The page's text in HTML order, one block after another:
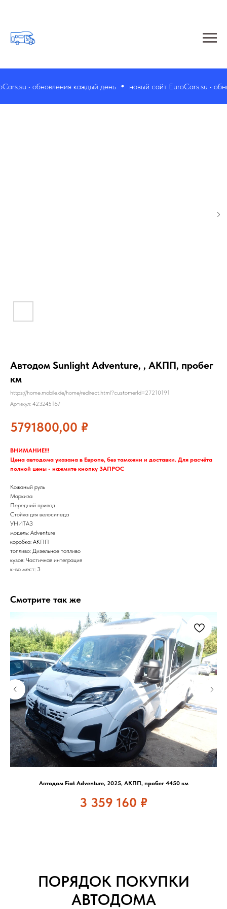
• обновления каждый день новый сайт EuroCars.su •
Автодом Sunlight Adventure, , АКПП, пробег
км
https://home.mobile.de/home/redirect.html?customerId=27210191
Артикул: 423245167
5791800,00 ₽
ВНИМАНИЕ!!!
Цена автодома указана в Европе, без таможни и доставки. Для расчёта
полной цены - нажмите кнопку ЗАПРОС
Кожаный руль
Маркиза
Передний привод
Стойка для велосипеда
УНИТАЗ
модель: Adventure
коробка: АКПП
топливо: Дизельное топливо
кузов: Частичная интеграция
к-во мест: 3
Смотрите так же
Автодом Fiat Adventure, 2025, АКПП, пробег 4450 км
3 359 160 ₽
ПОРЯДОК ПОКУПКИ
АВТОДОМА